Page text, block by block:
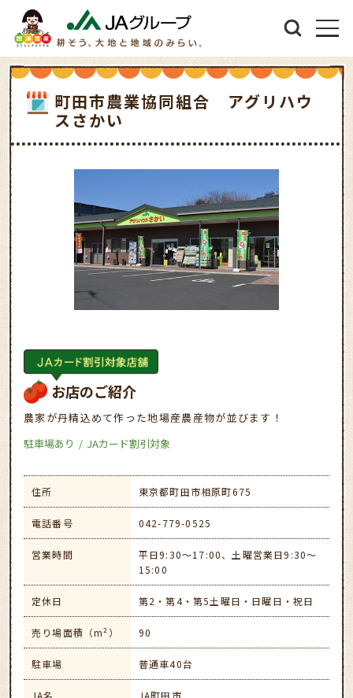
町田市農業協同組合 アグリハウ
スさかい
お店のご紹介
農家が丹精込めて作った地場産農産物が並びます！
駐車場あり
JAカード割引対象
住所 東京都町田市相原町675
電話番号 042-779-0525
営業時間
平日9:30～17:00、土曜営業日9:30～
15:00
定休日 第2・第4・第5土曜日・日曜日・祝日
売り場面積（m²） 90
駐車場 普通車40台